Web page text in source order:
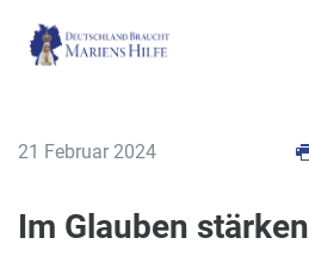
21 Februar 2024
Im Glauben stärken